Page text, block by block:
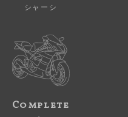
シャーシ
Complete